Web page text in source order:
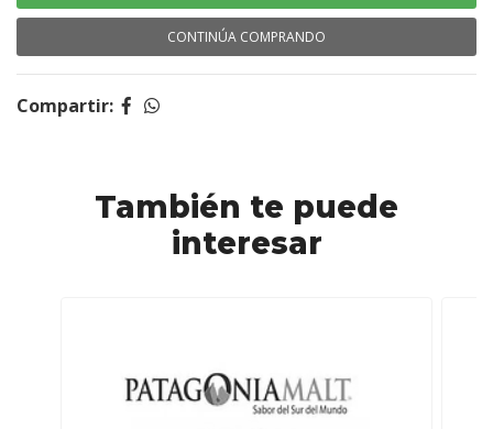
CONTINÚA COMPRANDO
Compartir:
También te puede
interesar